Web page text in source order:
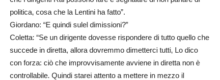
politica, cosa che la Lentini ha fatto”.
Giordano: “E quindi sulel dimissioni?”
Coletta: “Se un dirigente dovesse rispondere di tutto quello che
succede in diretta, allora dovremmo dimetterci tutti, Lo dico
con forza: ciò che improvvisamente avviene in diretta non è
controllabile. Quindi starei attento a mettere in mezzo il